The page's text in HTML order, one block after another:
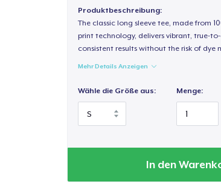
Produktbeschreibung:
The classic long sleeve tee, made from
print technology, delivers vibrant, true-
consistent results without the risk of dye
Mehr Details Anzeigen
Wähle die Größe aus: Menge:
In den